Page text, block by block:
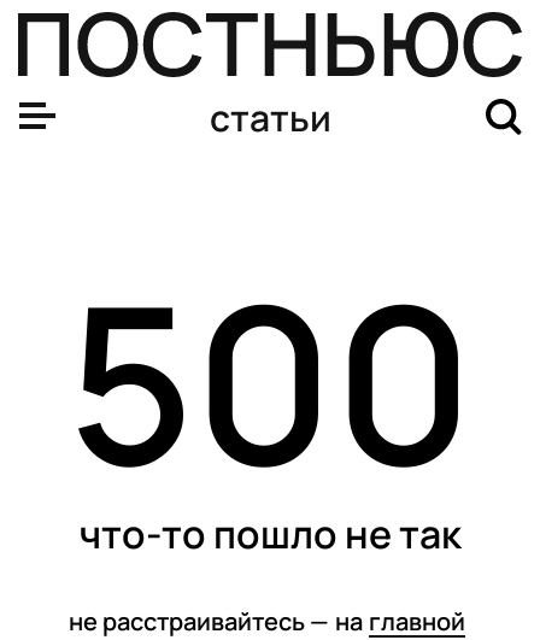
статьи
500
что-то пошло не так
не расстраивайтесь — на главной